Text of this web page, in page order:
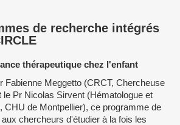
de recherche intégrés
thérapeutique chez l'enfant
Fabienne Meggetto (CRCT, Chercheuse
le Pr Nicolas Sirvent (Hématologue et
CHU de Montpellier), ce programme de
chercheurs d'étudier à la fois les